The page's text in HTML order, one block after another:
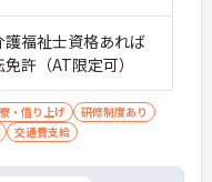
福祉士資格あれば
許（AT限定可）
寮・借り上げ
研修制度あり
交通費支給